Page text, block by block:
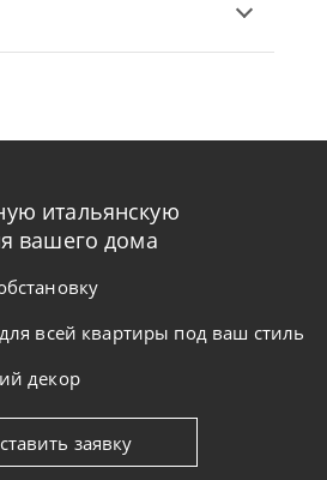
от
дн
итальянскую
вашего дома
всей квартиры под ваш стиль
декор
заявку